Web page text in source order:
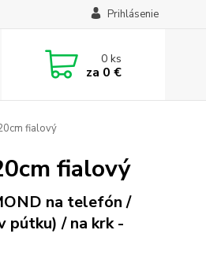
Prihlásenie
0ks
za 0 €
fialový
fialový
na telefón /
pútku) / na krk -